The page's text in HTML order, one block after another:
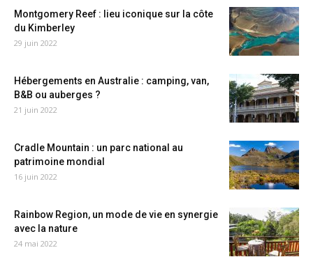
Montgomery Reef : lieu iconique sur la côte
du Kimberley
29 juin 2022
Hébergements en Australie : camping, van,
B&B ou auberges ?
21 juin 2022
Cradle Mountain : un parc national au
patrimoine mondial
16 juin 2022
Rainbow Region, un mode de vie en synergie
avec la nature
24 mai 2022